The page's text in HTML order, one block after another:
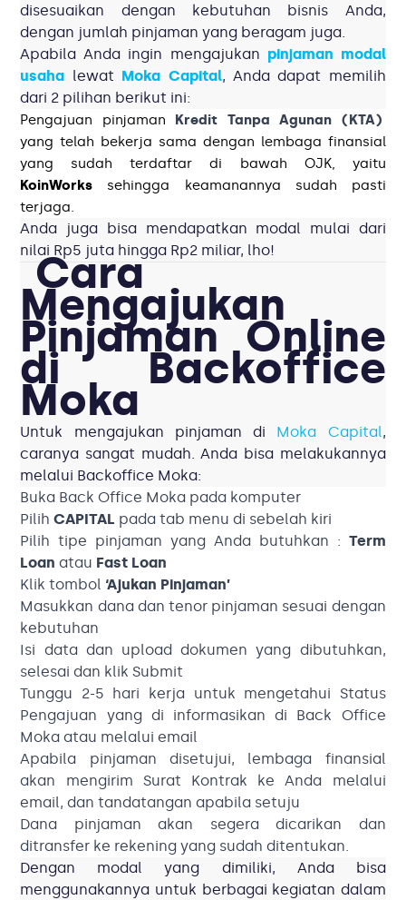
disesuaikan dengan kebutuhan bisnis Anda,
dengan jumlah pinjaman yang beragam juga.
Apabila Anda ingin mengajukan pinjaman modal
usaha lewat Moka Capital, Anda dapat memilih
dari 2 pilihan berikut ini:
Pengajuan pinjaman Kredit Tanpa Agunan (KTA)
yang telah bekerja sama dengan lembaga finansial
yang sudah terdaftar di bawah OJK, yaitu
KoinWorks sehingga keamanannya sudah pasti
terjaga.
Anda juga bisa mendapatkan modal mulai dari
nilai Rp5 juta hingga Rp2 miliar, lho!
Cara
Mengajukan
Pinjaman Online
di Backoffice
Moka
Untuk mengajukan pinjaman di Moka Capital,
caranya sangat mudah. Anda bisa melakukannya
melalui Backoffice Moka:
Buka Back Office Moka pada komputer
PilihCAPITAL pada tab menu di sebelah kiri
Pilih tipe pinjaman yang Anda butuhkan : Term
Loan atau Fast Loan
Klik tombol ‘Ajukan Pinjaman’
Masukkan dana dan tenor pinjaman sesuai dengan
kebutuhan
Isi data dan upload dokumen yang dibutuhkan,
selesai dan klik Submit
Tunggu 2-5 hari kerja untuk mengetahui Status
Pengajuan yang di informasikan di Back Office
Moka atau melalui email
Apabila pinjaman disetujui, lembaga finansial
akan mengirim Surat Kontrak ke Anda melalui
email, dan tandatangan apabila setuju
Dana pinjaman akan segera dicarikan dan
ditransfer ke rekening yang sudah ditentukan.
Dengan modal yang dimiliki, Anda bisa
menggunakannya untuk berbagai kegiatan dalam